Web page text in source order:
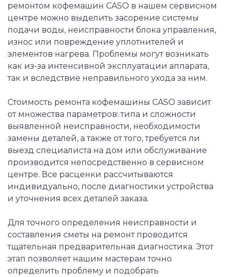
ремонтом кофемашин CASO в нашем сервисном
центре можно выделить засорение системы
подачи воды, неисправности блока управления,
износ или повреждение уплотнителей и
элементов нагрева. Проблемы могут возникать
как из-за интенсивной эксплуатации аппарата,
так и вследствие неправильного ухода за ним.
Стоимость ремонта кофемашины CASO зависит
от множества параметров: типа и сложности
выявленной неисправности, необходимости
замены деталей, а также от того, требуется ли
выезд специалиста на дом или обслуживание
производится непосредственно в сервисном
центре. Все расценки рассчитываются
индивидуально, после диагностики устройства
и уточнения всех деталей заказа.
Для точного определения неисправности и
составления сметы на ремонт проводится
тщательная предварительная диагностика. Этот
этап позволяет нашим мастерам точно
определить проблему и подобрать